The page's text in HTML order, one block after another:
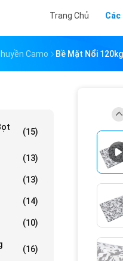
Trang Chủ Các
Camo Bề Mặt Nổi
(15)
(13)
(13)
(14)
(10)
(16)